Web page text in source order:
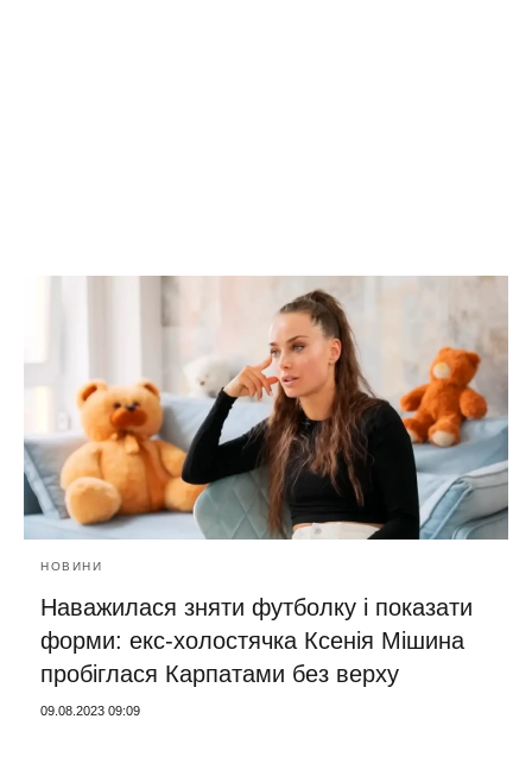
НОВИНИ
Наважилася зняти футболку і показати
форми: екс-холостячка Ксенія Мішина
пробіглася Карпатами без верху
09.08.2023 09:09